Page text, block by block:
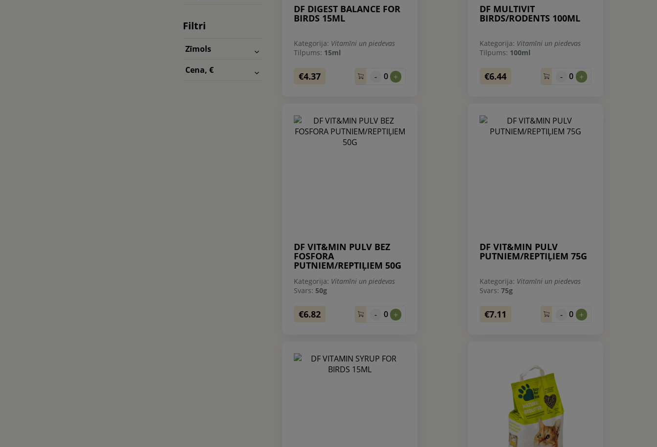
Filtri
Zīmols
Cena, €
DF DIGEST BALANCE FOR
BIRDS 15ML
Kategorija: Vitamīni un piedevas
Tilpums: 15ml
€4.37 - 0 +
DF MULTIVIT
BIRDS/RODENTS 100ML
Kategorija: Vitamīni un piedevas
Tilpums: 100ml
€6.44 - 0 +
DF VIT&MIN PULV BEZ
FOSFORA
PUTNIEM/REPTIĻIEM 50G
Kategorija: Vitamīni un piedevas
Svars:50g
€6.82 - 0 +
DF VIT&MIN PULV
PUTNIEM/REPTIĻIEM 75G
Kategorija: Vitamīni un piedevas
Svars: 75g
€7.11 - 0 +